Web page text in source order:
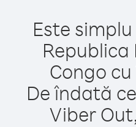
Este
Congo
De îndată
Viber